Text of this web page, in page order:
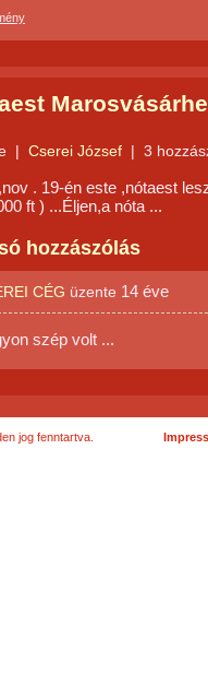
| Cserei József | 3
. 19-én este ,nótaest
ft ) ...Éljen,a nóta ...
hozzászólás
CÉG üzente 14 éve
szép volt ...
jog fenntartva.